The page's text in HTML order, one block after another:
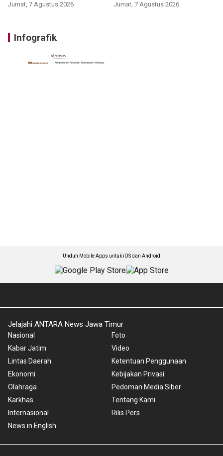
Jumat, 7 Agustus 2026 Jumat, 7 Agustus 2026
Infografik
Unduh Mobile Apps untuk iOS dan Android
Jelajahi ANTARA News Jawa Timur
Nasional
Kabar Jatim
Lintas Daerah
Ekonomi
Olahraga
Karkhas
Internasional
News in English
Foto
Video
Ketentuan Penggunaan
Kebijakan Privasi
Pedoman Media Siber
Tentang Kami
Rilis Pers